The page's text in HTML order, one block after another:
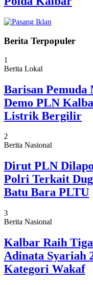
Berita Terpopuler
1
Berita Lokal
Barisan
Demo PLN
Listrik Bergilir
2
Berita Nasional
Dirut PLN
Polri Terkait
Batu Bara PLTU
3
Berita Nasional
Kalbar Raih
Adinata Syariah
Kategori Wakaf